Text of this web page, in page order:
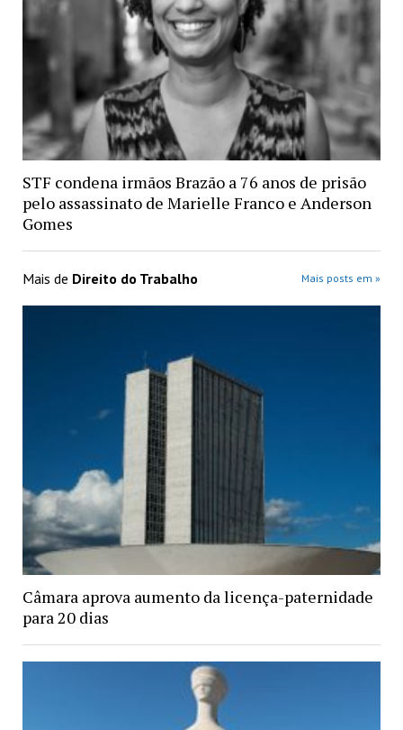
STF condena irmãos Brazão a 76 anos de prisão
pelo assassinato de Marielle Franco e Anderson
Gomes
Mais de Direito do Trabalho Mais posts em »
Câmara aprova aumento da licença-paternidade
para 20 dias